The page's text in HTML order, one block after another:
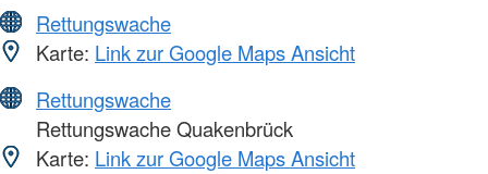
Rettungswache
Karte: Link zur Google Maps Ansicht
Rettungswache
Rettungswache Quakenbrück
Karte: Link zur Google Maps Ansicht